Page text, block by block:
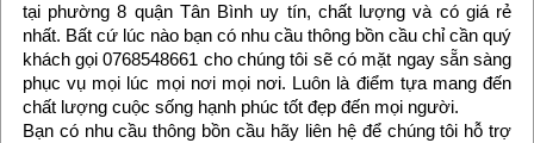
tại phường 8 quận Tân Bình uy tín, chất lượng và có giá rẻ
nhất. Bất cứ lúc nào bạn có nhu cầu thông bồn cầu chỉ cần quý
khách gọi 0768548661 cho chúng tôi sẽ có mặt ngay sẵn sàng
phục vụ mọi lúc mọi nơi mọi nơi. Luôn là điểm tựa mang đến
chất lượng cuộc sống hạnh phúc tốt đẹp đến mọi người.
Bạn có nhu cầu thông bồn cầu hãy liên hệ để chúng tôi hỗ trợ